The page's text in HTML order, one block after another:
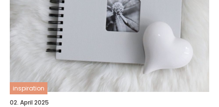
inspiration
02. April 2025